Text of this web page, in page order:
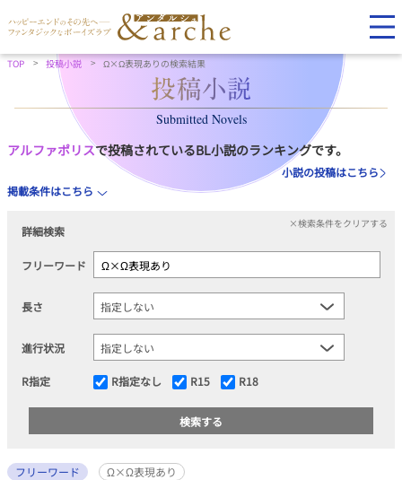
TOP 投稿小説 Ω×Ω表現ありの検索結果
Submitted Novels
アルファポリスで投稿されているBL小説のランキングです。
小説の投稿はこちら
掲載条件はこちら
詳細検索
×検索条件をクリアする
フリーワード
長さ
進行状況
R指定 R指定なし R15 R18
フリーワード
Ω×Ω表現あり